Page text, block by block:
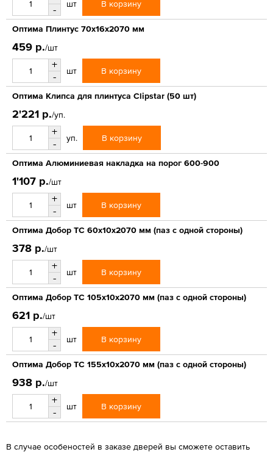
-
шт В корзину
Оптима Плинтус 70х16х2070 мм
459 р./шт
+
-
шт В корзину
Оптима Клипса для плинтуса Clipstar (50 шт)
2'221 р./уп.
+
-
уп. В корзину
Оптима Алюминиевая накладка на порог 600-900
1'107 р./шт
+
-
шт В корзину
Оптима Добор ТС 60х10х2070 мм (паз с одной стороны)
378 р./шт
+
-
шт В корзину
Оптима Добор ТС 105х10х2070 мм (паз с одной стороны)
621 р./шт
+
-
шт В корзину
Оптима Добор ТС 155х10х2070 мм (паз с одной стороны)
938 р./шт
+
-
шт В корзину
В случае особеностей в заказе дверей вы сможете оставить